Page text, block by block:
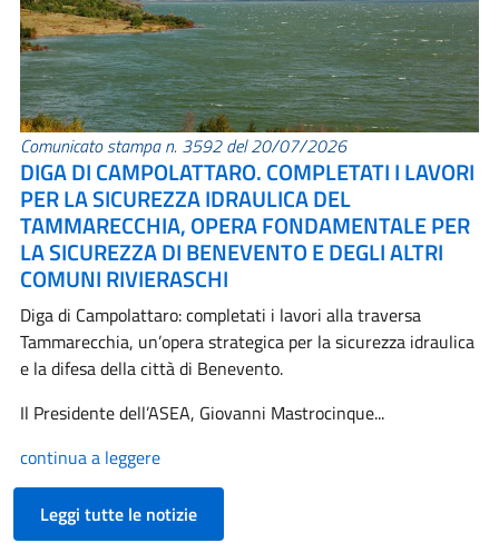
Comunicato stampa n. 3592 del 20/07/2026
DIGA DI CAMPOLATTARO. COMPLETATI I LAVORI
PER LA SICUREZZA IDRAULICA DEL
TAMMARECCHIA, OPERA FONDAMENTALE PER
LA SICUREZZA DI BENEVENTO E DEGLI ALTRI
COMUNI RIVIERASCHI
Diga di Campolattaro: completati i lavori alla traversa
Tammarecchia, un’opera strategica per la sicurezza idraulica
e la difesa della città di Benevento.
Il Presidente dell’ASEA, Giovanni Mastrocinque...
continua a leggere
Leggi tutte le notizie